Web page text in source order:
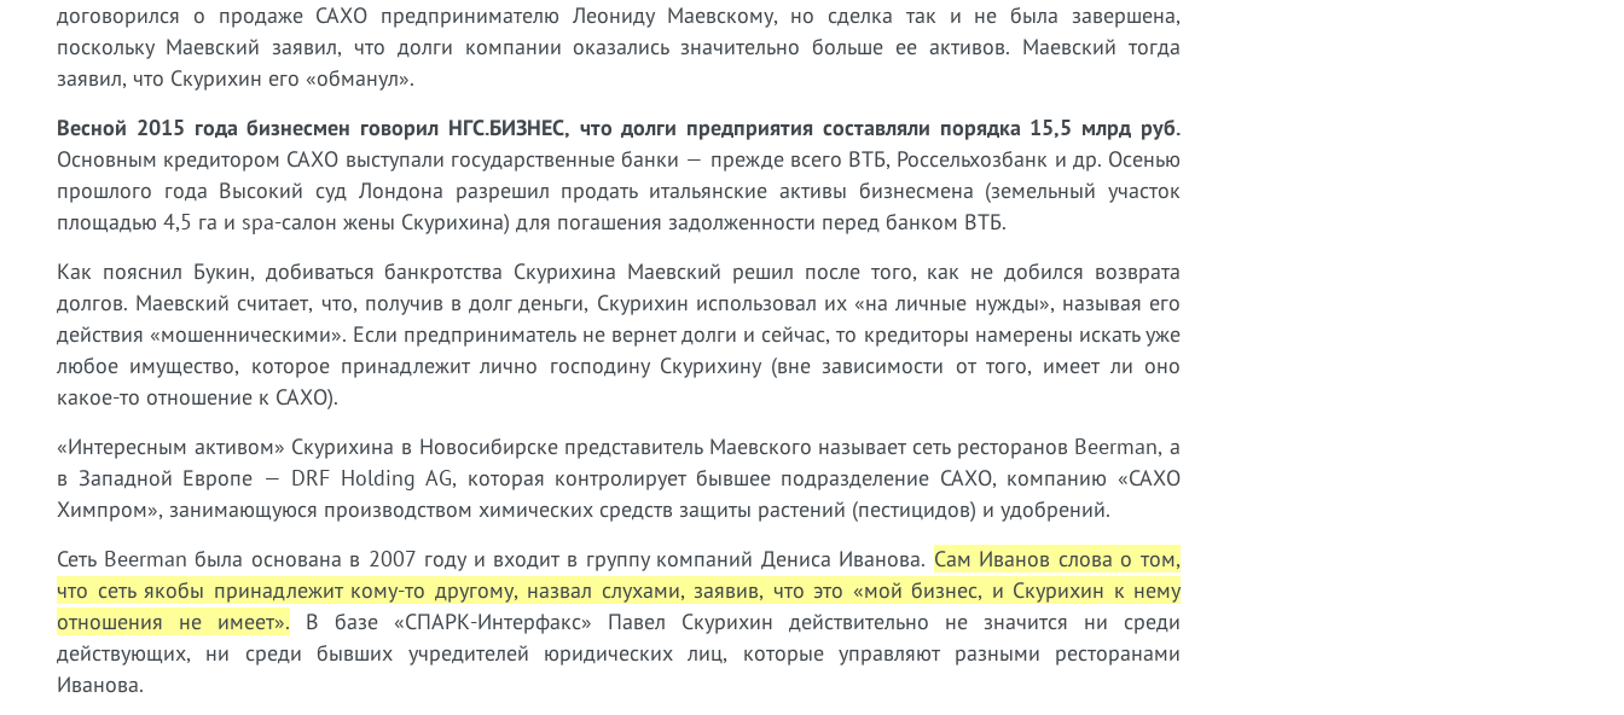
договорился о продаже САХО предпринимателю Леониду Маевскому, но сделка так и не была завершена,
поскольку Маевский заявил, что долги компании оказались значительно больше ее активов. Маевский тогда
заявил, что Скурихин его «обманул».
Весной 2015 года бизнесмен говорил НГС.БИЗНЕС, что долги предприятия составляли порядка 15,5 млрд руб.
Основным кредитором САХО выступали государственные банки — прежде всего ВТБ, Россельхозбанк и др. Осенью
прошлого года Высокий суд Лондона разрешил продать итальянские активы бизнесмена (земельный участок
площадью 4,5 га и spa-салон жены Скурихина) для погашения задолженности перед банком ВТБ.
Как пояснил Букин, добиваться банкротства Скурихина Маевский решил после того, как не добился возврата
долгов. Маевский считает, что, получив в долг деньги, Скурихин использовал их «на личные нужды», называя его
действия «мошенническими». Если предприниматель не вернет долги и сейчас, то кредиторы намерены искать уже
любое имущество, которое принадлежит лично господину Скурихину (вне зависимости от того, имеет ли оно
какое-то отношение к САХО).
«Интересным активом» Скурихина в Новосибирске представитель Маевского называет сеть ресторанов Beerman, а
в Западной Европе — DRF Holding AG, которая контролирует бывшее подразделение САХО, компанию «САХО
Химпром», занимающуюся производством химических средств защиты растений (пестицидов) и удобрений.
Сеть Beerman была основана в 2007 году и входит в группу компаний Дениса Иванова. Сам Иванов слова о том,
что сеть якобы принадлежит кому-то другому, назвал слухами, заявив, что это «мой бизнес, и Скурихин к нему
отношения не имеет». В базе «СПАРК-Интерфакс» Павел Скурихин действительно не значится ни среди
действующих, ни среди бывших учредителей юридических лиц, которые управляют разными ресторанами
Иванова.